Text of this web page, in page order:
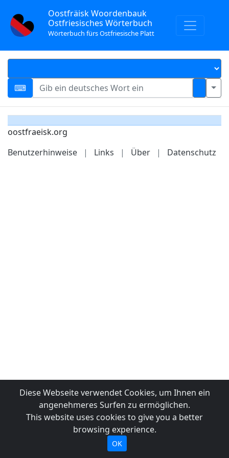
Oostfräisk Woordenbauk
Ostfriesisches Wörterbuch
Wörterbuch fürs Ostfriesische Platt
oostfraeisk.org
Benutzerhinweise
| Links | Über | Datenschutz
Diese Webseite verwendet Cookies, um Ihnen ein
angenehmeres Surfen zu ermöglichen.
This website uses cookies to give you a better
browsing experience.
OK